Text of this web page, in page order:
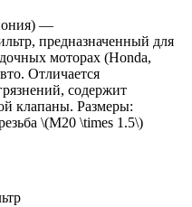
—
предназначенный для
моторах (Honda,
Отличается
содержит
клапаны. Размеры:
\(M20 \times 1.5\)